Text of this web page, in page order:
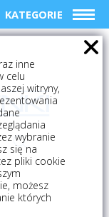
KATEGORIE
inne
celu
witryny,
wybranie
się na
pliki cookie
możesz
których